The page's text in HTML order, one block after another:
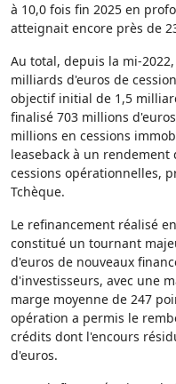
à 10,0 fois fin 2025 en
atteignait encore près de
Au total, depuis la mi-
milliards d'euros de
objectif initial de 1,5
finalisé 703 millions
millions en cessions
leaseback à un rendement
cessions opérationnelles,
Tchèque.
Le refinancement réalisé
constitué un tournant
d'euros de nouveaux
d'investisseurs, avec une
marge moyenne de 247
opération a permis le
crédits dont l'encours
d'euros.